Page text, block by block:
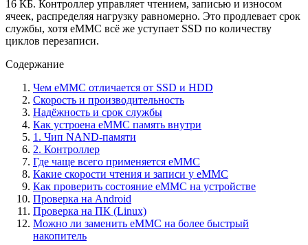
16 КБ. Контроллер управляет чтением, записью и износом
ячеек, распределяя нагрузку равномерно. Это продлевает срок
службы, хотя eMMC всё же уступает SSD по количеству
циклов перезаписи.
Содержание
Чем eMMC отличается от SSD и HDD
Скорость и производительность
Надёжность и срок службы
Как устроена eMMC память внутри
1. Чип NAND-памяти
2. Контроллер
Где чаще всего применяется eMMC
Какие скорости чтения и записи у eMMC
Как проверить состояние eMMC на устройстве
Проверка на Android
Проверка на ПК (Linux)
Можно ли заменить eMMC на более быстрый
накопитель